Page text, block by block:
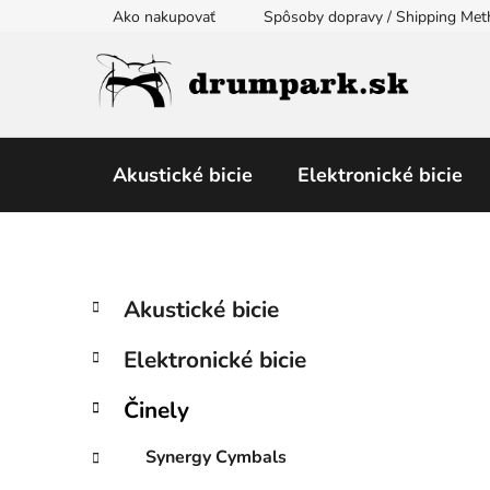
Ako nakupovať Spôsoby dopravy / Shipping
Akustické bicie Elektronické bicie
B
č
ý
a
Preskočiť
kategórie
K
a
e
ó
i
Akustické bicie
Elektronické bicie
Činely
Synergy Cymbals